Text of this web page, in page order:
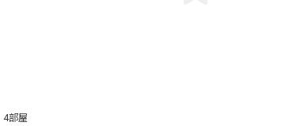
4部屋